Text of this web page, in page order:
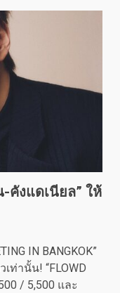
คังแดเนียล” ให้
IN BANGKOK”
เท่านั้น! “FLOWD
/ 5,500 และ